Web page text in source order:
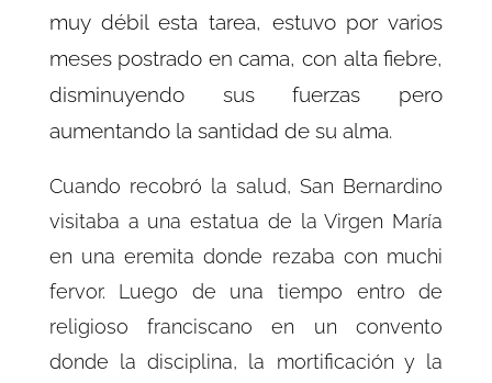
muy débil esta tarea, estuvo por varios
meses postrado en cama, con alta fiebre,
disminuyendo sus fuerzas pero
aumentando la santidad de su alma.
Cuando recobró la salud, San Bernardino
visitaba a una estatua de la Virgen María
en una eremita donde rezaba con muchi
fervor. Luego de una tiempo entro de
religioso franciscano en un convento
donde la disciplina, la mortificación y la